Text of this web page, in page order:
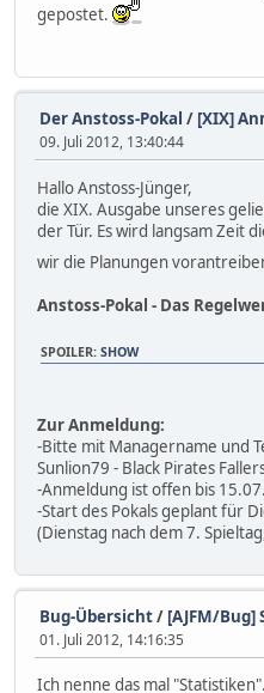
gepostet.
Der Anstoss-Pokal / [XIX]
09. Juli 2012, 13:40:44
Hallo Anstoss-Jünger,
die XIX. Ausgabe unseres
der Tür. Es wird langsam Zeit
wir die Planungen
Anstoss-Pokal - Das
SPOILER: SHOW
Zur Anmeldung:
-Bitte mit Managername und
Sunlion79 - Black Pirates
-Anmeldung ist offen bis
-Start des Pokals geplant für
(Dienstag nach dem 7.
Bug-Übersicht/ [AJFM/
01. Juli 2012, 14:16:35
Ich nenne das mal "Statistiken".